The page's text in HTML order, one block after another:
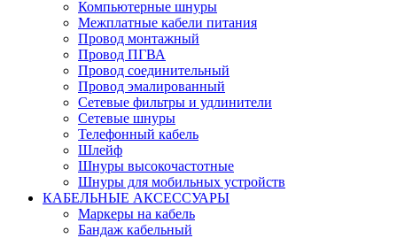
Компьютерные шнуры
Межплатные кабели питания
Провод монтажный
Провод ПГВА
Провод соединительный
Провод эмалированный
Сетевые фильтры и удлинители
Сетевые шнуры
Телефонный кабель
Шлейф
Шнуры высокочастотные
Шнуры для мобильных устройств
КАБЕЛЬНЫЕ АКСЕССУАРЫ
Маркеры на кабель
Бандаж кабельный